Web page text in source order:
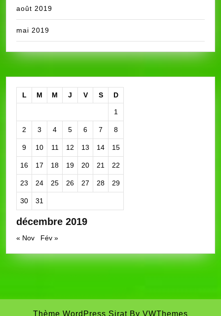
août 2019
mai 2019
décembre 2019
L M M J V S D
1
2 3 4 5 6 7 8
9 10 11 12 13 14 15
16 17 18 19 20 21 22
23 24 25 26 27 28 29
30 31
« Nov Fév »
Thème WordPress Sirat By VWThemes